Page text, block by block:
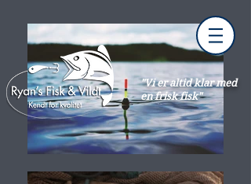
"Vi er altid klar med
en frisk fisk"